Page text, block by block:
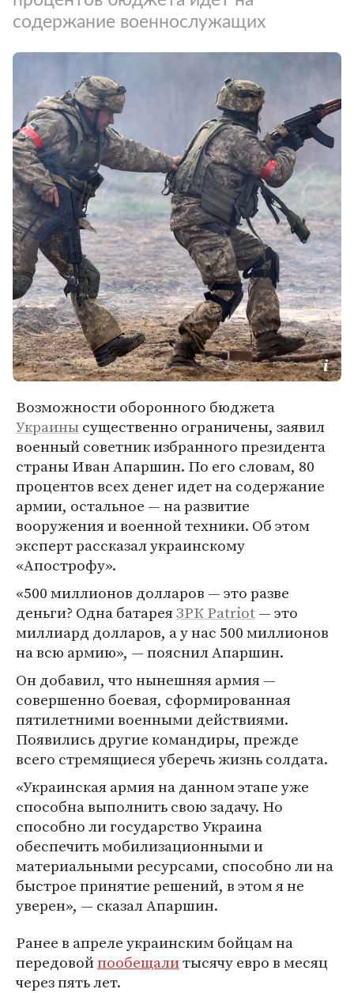
содержание военнослужащих
Возможности оборонного бюджета
Украинысущественно ограничены, заявил
военный советник избранного президента
страны Иван Апаршин. По его словам, 80
процентов всех денег идет на содержание
армии, остальное — на развитие
вооружения и военной техники. Об этом
эксперт рассказал украинскому
«Апострофу».
«500 миллионов долларов — это разве
деньги? Одна батареяЗРК Patriot— это
миллиард долларов, а у нас 500 миллионов
на всю армию», — пояснил Апаршин.
Он добавил, что нынешняя армия —
совершенно боевая, сформированная
пятилетними военными действиями.
Появились другие командиры, прежде
всего стремящиеся уберечь жизнь солдата.
«Украинская армия на данном этапе уже
способна выполнить свою задачу. Но
способно ли государство Украина
обеспечить мобилизационными и
материальными ресурсами, способно ли на
быстрое принятие решений, в этом я не
уверен», — сказал Апаршин.
Ранее в апреле украинским бойцам на
передовойпообещалитысячу евро в месяц
через пять лет.